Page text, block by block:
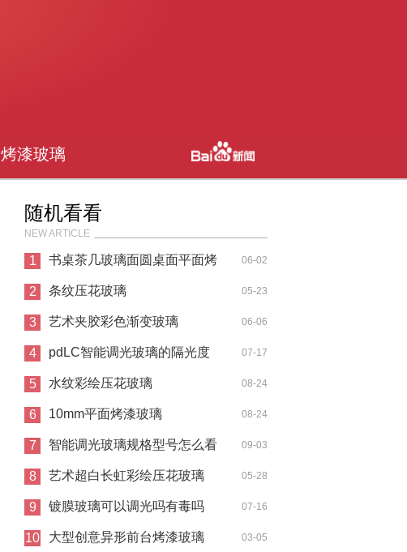
烤漆玻璃
随机看看
NEW ARTICLE
1 书桌茶几玻璃面圆桌面平面烤
漆玻璃
06-02
2 条纹压花玻璃 05-23
3 艺术夹胶彩色渐变玻璃 06-06
4 pdLC智能调光玻璃的隔光度 07-17
5 水纹彩绘压花玻璃 08-24
6 10mm平面烤漆玻璃 08-24
7 智能调光玻璃规格型号怎么看 09-03
8 艺术超白长虹彩绘压花玻璃 05-28
9 镀膜玻璃可以调光吗有毒吗 07-16
10 大型创意异形前台烤漆玻璃 03-05